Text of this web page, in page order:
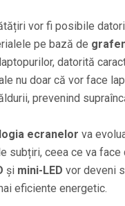
vor fi posibile
pe bază de
datorită
nu doar că vor face
prevenind
ecranelor va
subțiri, ceea ce va
și mini-LED vor deveni
eficiente energetic.